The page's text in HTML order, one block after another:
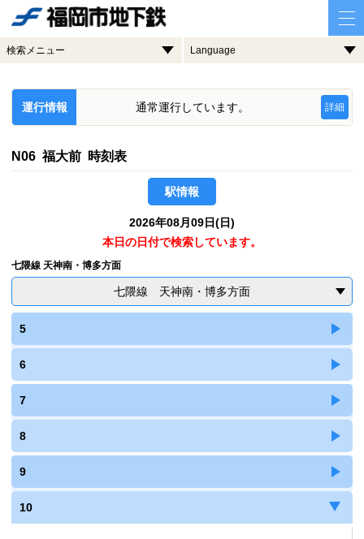
検索メニュー Language
運行情報 通常運行しています。 詳細
N06 福大前 時刻表
駅情報
2026年08月09日(日)
本日の日付で検索しています。
七隈線 天神南・博多方面
七隈線 天神南・博多方面
5
6
7
8
9
10